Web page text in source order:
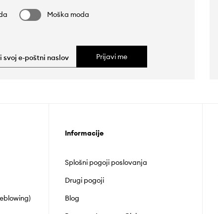
Moška moda
Prijavi me
Informacije
Splošni pogoji poslovanja
Drugi pogoji
Blog